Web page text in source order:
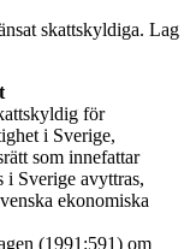
skattskyldiga. Lag
för
i Sverige,
som innefattar
i Sverige avyttras,
ekonomiska
(1991:591) om